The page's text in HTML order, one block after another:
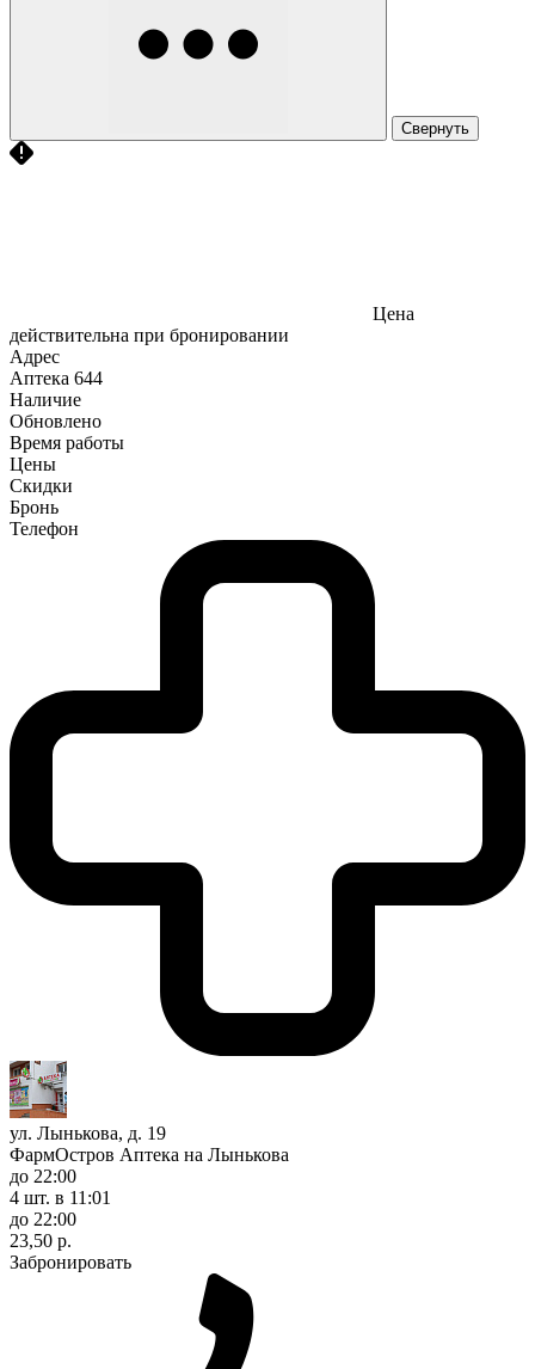
Свернуть
Цена
действительна при бронировании
Адрес
Аптека 644
Наличие
Обновлено
Время работы
Цены
Скидки
Бронь
Телефон
ул. Лынькова, д. 19
ФармОстров Аптека на Лынькова
до 22:00
4 шт. в 11:01
до 22:00
23,50 р.
Забронировать